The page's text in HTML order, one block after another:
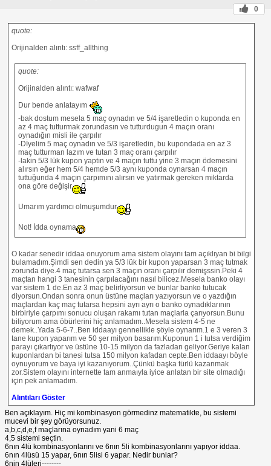
0
quote:
Orijinalden alıntı: ssff_allthing
quote:
Orijinalden alıntı: wafwaf
Dur bende anlatayım
-bak dostum mesela 5 maç oynadın ve 5/4 işaretledin o kuponda en
az 4 maç tutturmak zorundasın ve tutturdugun 4 maçın oranı
oynadığın misli ile çarpılır
-Dİyelim 5 maç oynadın ve 5/3 işaretledin, bu kupondada en az 3
maç tutturman lazım ve tutan 3 maç oranı çarpılır
-lakin 5/3 lük kupon yaptın ve 4 maçın tuttu yine 3 maçın ödemesini
alırsın eğer hem 5/4 hemde 5/3 aynı kuponda oynarsan 4 maçın
tuttuğunda 4 maçın çarpımını alırsın ve yatırmak gereken miktarda
ona göre değişir
Umarım yardımcı olmuşumdur
Not! İdda oynama
O kadar senedir iddaa onuyorum ama sistem olayını tam açıklıyan bi bilgi
bulamadım.Şimdi sen dedin ya 5/3 lük bir kupon yaparsan 3 maç tutmak
zorunda diye.4 maç tutarsa sen 3 maçın oranı çarpılır demişssin.Peki 4
maçtan hangi 3 tanesinin çarpılacağını nasıl bilicez.Mesela banko olayı
var sistem 1 de.En az 3 maç belirliyorsun ve bunlar banko tutucak
diyorsun.Ondan sonra onun üstüne maçları yazıyorsun ve o yazdığın
maçlardan kaç maç tutarsa hepsini ayrı ayrı o banko oynadıklarının
birbiriyle çarpımı sonucu oluşan rakamı tutan maçlarla çarıyorsun.Bunu
biliyorum ama öbürlerini hiç anlamadım..Mesela sistem 4-5 ne
demek..Yada 5-6-7..Ben iddaayı gennellikle şöyle oynarım.1 e 3 veren 3
tane kupon yaparım ve 50 şer milyon basarım.Kuponun 1 i tutsa verdiğim
parayı çıkartıyor ve üstüne 10-15 milyon da fazladan geliyor.Geriye kalan
kuponlardan bi tanesi tutsa 150 milyon kafadan cepte.Ben iddaayı böyle
oynuyorum ve baya iyi kazanıyorum..Çünkü başka türlü kazanmak
zor.Sistem olayını internette tam anmaıyla iyice anlatan bir site olmadığı
için pek anlamadım.
Alıntıları Göster
Ben açıklayım. Hiç mi kombinasyon görmedinz matematikte, bu sistemi
mucevi bir şey görüyorsunuz.
a,b,c,d,e,f maçlarına oynadım yani 6 maç
4,5 sistemi seçtin.
6nın 4lü kombinasyonlarını ve 6nın 5li kombinasyonlarını yapıyor iddaa.
6nın 4lüsü 15 yapar, 6nın 5lisi 6 yapar. Nedir bunlar?
6nin 4lüleri--------